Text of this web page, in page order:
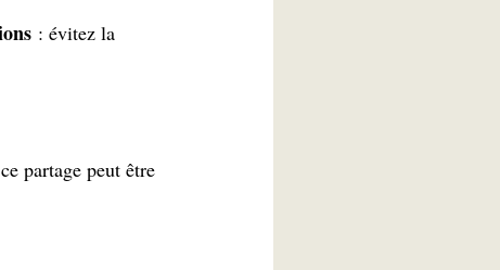
: évitez la
partage peut être